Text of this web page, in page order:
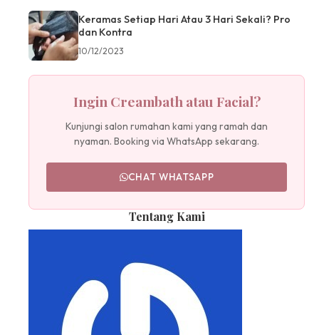
Keramas Setiap Hari Atau 3 Hari Sekali? Pro
dan Kontra
10/12/2023
Ingin Creambath atau Facial?
Kunjungi salon rumahan kami yang ramah dan
nyaman. Booking via WhatsApp sekarang.
CHAT WHATSAPP
Tentang Kami